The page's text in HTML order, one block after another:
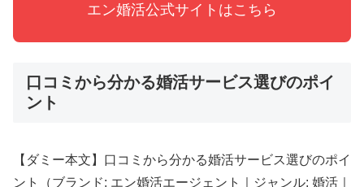
エン婚活公式サイトはこちら
口コミから分かる婚活サービス選びのポイ
ント
【ダミー本文】口コミから分かる婚活サービス選びのポイ
ント（ブランド: エン婚活エージェント｜ジャンル: 婚活｜